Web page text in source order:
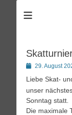
Posted29. August
Liebe Skat-
unser
Sonntag statt.
Die maximale